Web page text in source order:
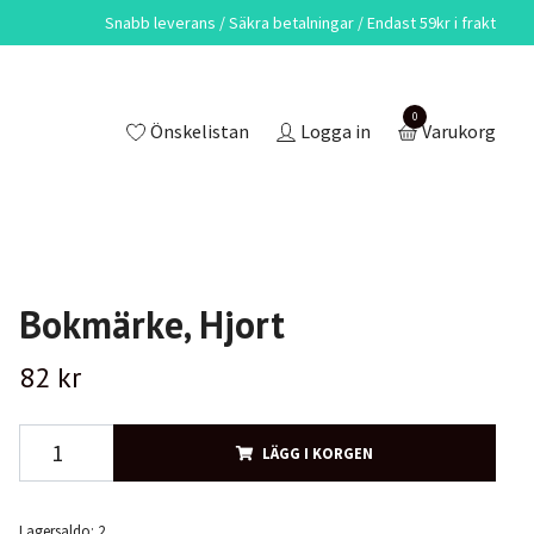
Snabb leverans / Säkra betalningar / Endast 59kr i frakt
Önskelistan Logga in
0
Varukorg
Bokmärke, Hjort
82 kr
LÄGG I KORGEN